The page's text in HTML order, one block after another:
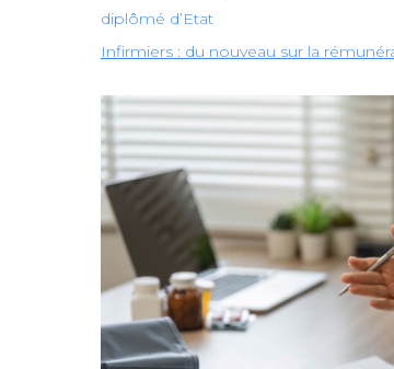
diplômé d’Etat
Infirmiers : du nouveau sur la